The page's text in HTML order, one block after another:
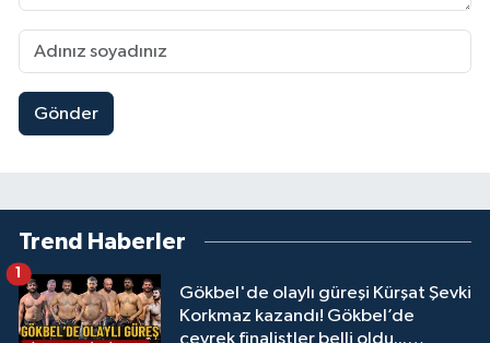
Gönder
Trend Haberler
Gökbel'de olaylı güreşi Kürşat Şevki
Korkmaz kazandı! Gökbel’de
1